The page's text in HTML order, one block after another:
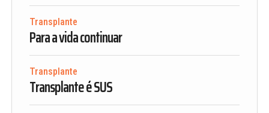
Transplante
Para a vida continuar
Transplante
Transplante é SUS